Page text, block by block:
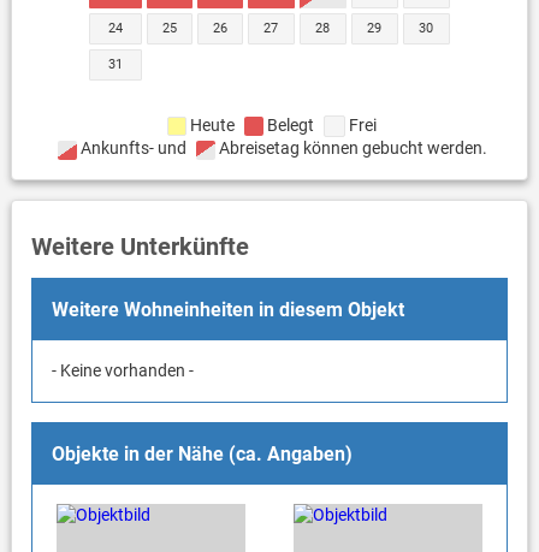
24 25 26 27 28 29 30
31
Heute Belegt
Frei
Ankunfts- und
Abreisetag können gebucht werden.
Weitere Unterkünfte
Weitere Wohneinheiten in diesem Objekt
- Keine vorhanden -
Objekte in der Nähe (ca. Angaben)